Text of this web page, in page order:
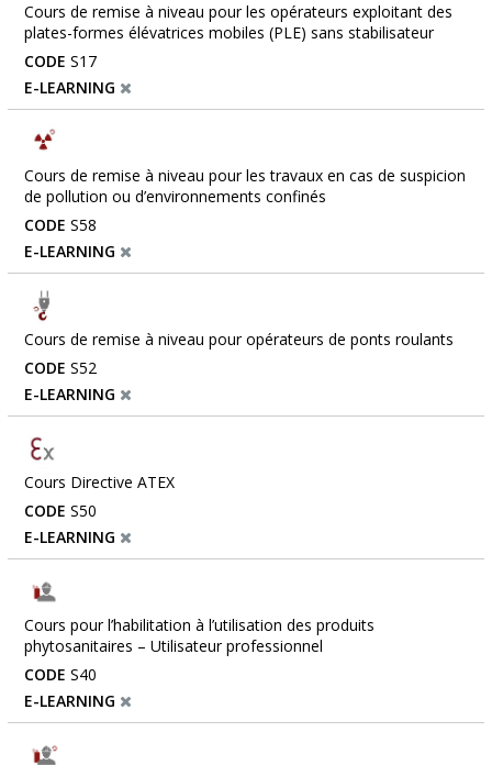
Cours de remise à niveau pour les opérateurs exploitant des
plates-formes élévatrices mobiles (PLE) sans stabilisateur
CODE S17
E-LEARNING
Cours de remise à niveau pour les travaux en cas de suspicion
de pollution ou d’environnements confinés
CODE S58
E-LEARNING
Cours de remise à niveau pour opérateurs de ponts roulants
CODE S52
E-LEARNING
Cours Directive ATEX
CODE S50
E-LEARNING
Cours pour l’habilitation à l’utilisation des produits
phytosanitaires – Utilisateur professionnel
CODE S40
E-LEARNING